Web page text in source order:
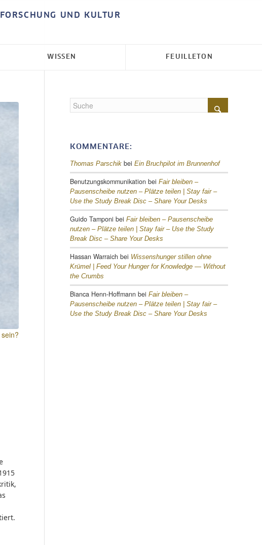
UND KULTUR
WISSEN FEUILLETON
KOMMENTARE:
Thomas Parschik bei Ein Bruchpilot im Brunnenhof
Benutzungskommunikation bei Fair bleiben –
Pausenscheibe nutzen – Plätze teilen | Stay fair –
Use the Study Break Disc – Share Your Desks
Guido Tamponi bei Fair bleiben – Pausenscheibe
nutzen – Plätze teilen | Stay fair – Use the Study
Break Disc – Share Your Desks
Hassan Warraich bei Wissenshunger stillen ohne
Krümel | Feed Your Hunger for Knowledge — Without
the Crumbs
Bianca Henn-Hoffmann bei Fair bleiben –
Pausenscheibe nutzen – Plätze teilen | Stay fair –
Use the Study Break Disc – Share Your Desks